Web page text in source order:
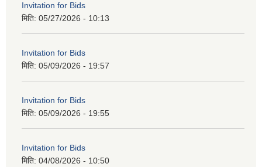
Invitation for Bids
मिति: 05/27/2026 - 10:13
Invitation for Bids
मिति: 05/09/2026 - 19:57
Invitation for Bids
मिति: 05/09/2026 - 19:55
Invitation for Bids
मिति: 04/08/2026 - 10:50